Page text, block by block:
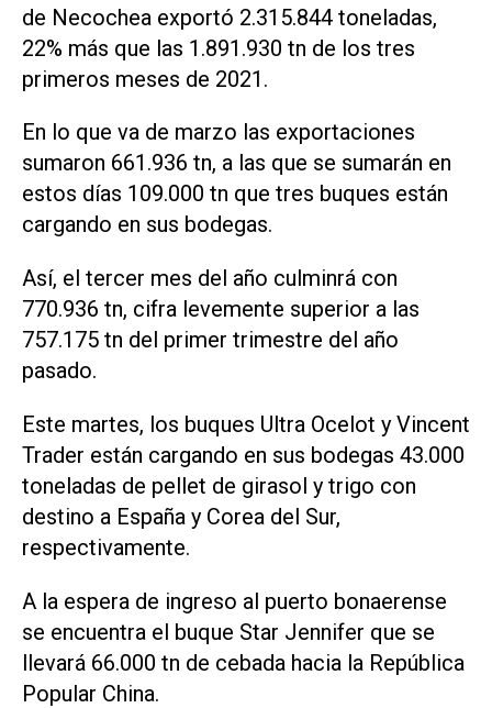
de Necochea exportó 2.315.844 toneladas,
22% más que las 1.891.930 tn de los tres
primeros meses de 2021.
En lo que va de marzo las exportaciones
sumaron 661.936 tn, a las que se sumarán en
estos días 109.000 tn que tres buques están
cargando en sus bodegas.
Así, el tercer mes del año culminrá con
770.936 tn, cifra levemente superior a las
757.175 tn del primer trimestre del año
pasado.
Este martes, los buques Ultra Ocelot y Vincent
Trader están cargando en sus bodegas 43.000
toneladas de pellet de girasol y trigo con
destino a España y Corea del Sur,
respectivamente.
A la espera de ingreso al puerto bonaerense
se encuentra el buque Star Jennifer que se
llevará 66.000 tn de cebada hacia la República
Popular China.